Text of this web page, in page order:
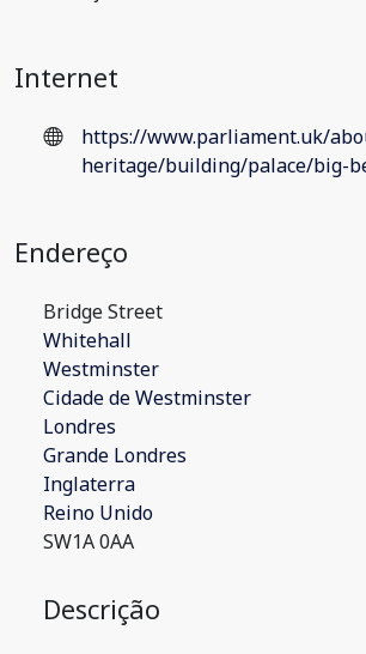
Internet
https://www.parliament.uk/
heritage/building/palace/big-
Endereço
Bridge Street
Whitehall
Westminster
Cidade de Westminster
Londres
Grande Londres
Inglaterra
Reino Unido
SW1A 0AA
Descrição